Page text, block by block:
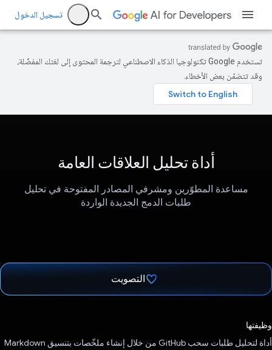
تسجيل الدخول
تستخدم Google تكنولوجيا الذكاء الاصطناعي لترجمة المحتوى إلى لغتك المفضّلة،
وقد تتضمّن بعض الأخطاء.
أداة تحليل العلاقات العامة
مساعدة المطوّرين ومشرفي المصادر المفتوحة في تحليل
طلبات الدمج الجديدة الواردة
التصويت
وظيفتها
أداة لتحليل طلبات سحب GitHub من خلال إنشاء ملخّصات بتنسيق Markdown